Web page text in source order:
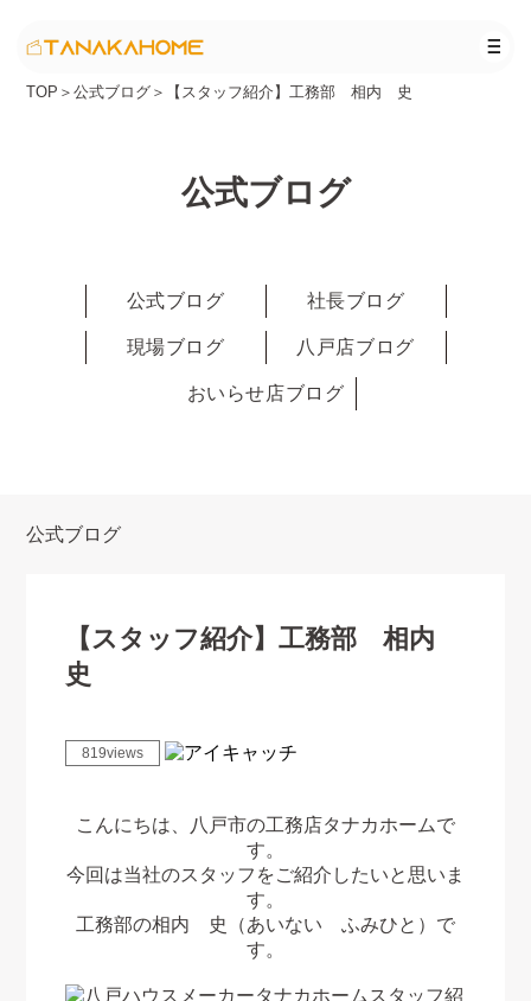
TOP ＞公式ブログ ＞ 【スタッフ紹介】工務部 相内 史
公式ブログ
公式ブログ 社長ブログ
現場ブログ 八戸店ブログ
おいらせ店ブログ
公式ブログ
【スタッフ紹介】工務部 相内
史
819views
こんにちは、八戸市の工務店タナカホームで
す。
今回は当社のスタッフをご紹介したいと思いま
す。
工務部の相内 史（あいない ふみひと）で
す。